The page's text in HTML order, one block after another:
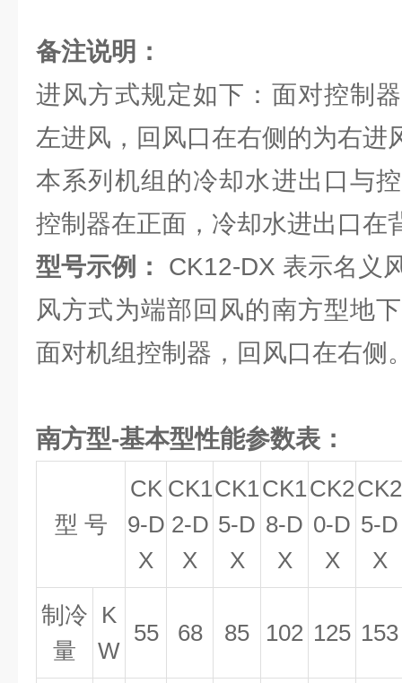
备注说明：
进风方式规定如下：面对控制
左进风，回风口在右侧的为右进
本系列机组的冷却水进出口与
控制器在正面，冷却水进出口在
型号示例：
CK12-DX 表示名义
风方式为端部回风的南方型地
面对机组控制器，回风口在右侧
南方型-基本型性能参数表：
型 号
CK
9-D
X
CK1
2-D
X
CK1
5-D
X
CK1
8-D
X
CK2
0-D
X
CK2
5-D
X
制冷
量
K
W
55 68 85 102 125 153